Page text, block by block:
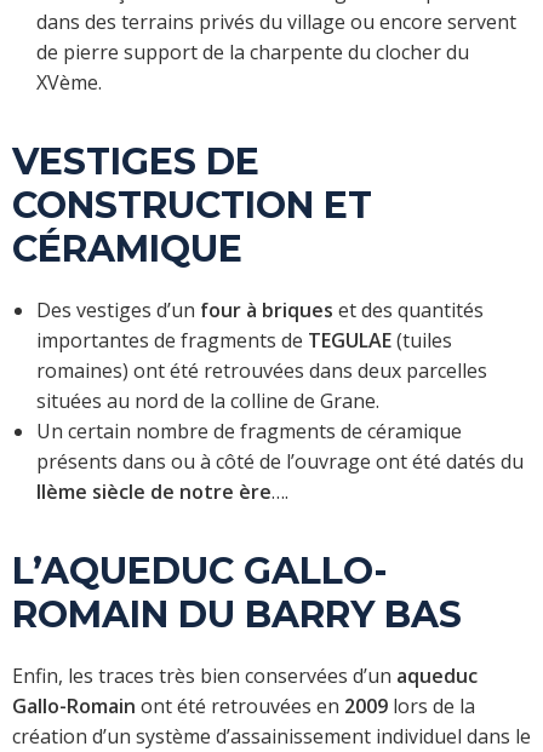
dans des terrains privés du village ou encore servent
de pierre support de la charpente du clocher du
XVème.
VESTIGES DE
CONSTRUCTION ET
CÉRAMIQUE
Des vestiges d’un four à briques et des quantités
importantes de fragments de TEGULAE(tuiles
romaines) ont été retrouvées dans deux parcelles
situées au nord de la colline de Grane.
Un certain nombre de fragments de céramique
présents dans ou à côté de l’ouvrage ont été datés du
IIème siècle de notre ère….
L’AQUEDUC GALLO-
ROMAIN DU BARRY BAS
Enfin, les traces très bien conservées d’un aqueduc
Gallo-Romain ont été retrouvées en 2009 lors de la
création d’un système d’assainissement individuel dans le